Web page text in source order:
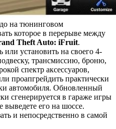
на тюнинговом
которое в перерыве между
Theft Auto: iFruit.
установить на своего 4-
трансмиссию, броню,
спектр аксессуаров,
проапгрейдить практически
автомобиля. Обновленный
сгенерируется в гараже игры
выведете его на шоссе.
и непосредственно в самой